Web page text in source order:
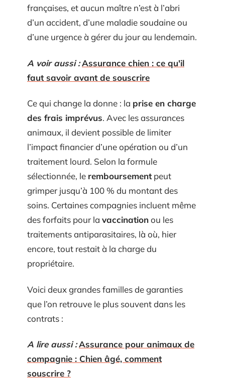
françaises, et aucun maître n’est à l’abri
d’un accident, d’une maladie soudaine ou
d’une urgence à gérer du jour au lendemain.
A voir aussi :Assurance chien : ce qu'il
faut savoir avant de souscrire
Ce qui change la donne : la prise en charge
des frais imprévus. Avec les assurances
animaux, il devient possible de limiter
l’impact financier d’une opération ou d’un
traitement lourd. Selon la formule
sélectionnée, le remboursementpeut
grimper jusqu’à 100 % du montant des
soins. Certaines compagnies incluent même
des forfaits pour la vaccinationou les
traitements antiparasitaires, là où, hier
encore, tout restait à la charge du
propriétaire.
Voici deux grandes familles de garanties
que l’on retrouve le plus souvent dans les
contrats :
A lire aussi :Assurance pour animaux de
compagnie : Chien âgé, comment
souscrire ?